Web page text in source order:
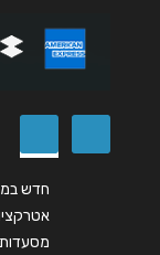
שלמה
קניון
חדש
מסעדות